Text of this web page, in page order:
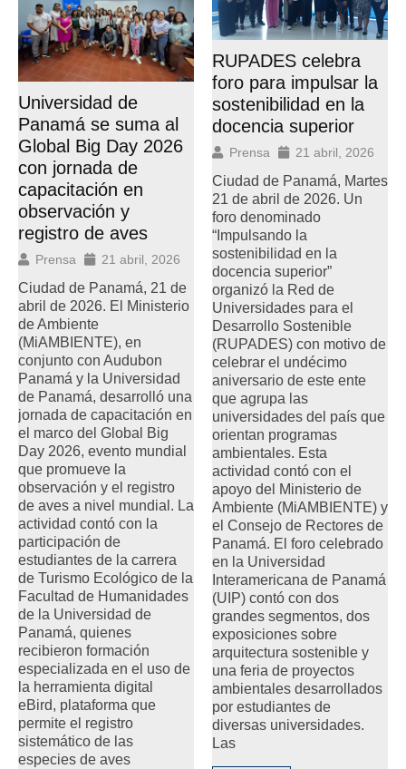
Universidad de
Panamá se suma al
Global Big Day 2026
con jornada de
capacitación en
observación y
registro de aves
Prensa 21 abril, 2026
Ciudad de Panamá, 21 de
abril de 2026. El Ministerio
de Ambiente
(MiAMBIENTE), en
conjunto con Audubon
Panamá y la Universidad
de Panamá, desarrolló una
jornada de capacitación en
el marco del Global Big
Day 2026, evento mundial
que promueve la
observación y el registro
de aves a nivel mundial. La
actividad contó con la
participación de
estudiantes de la carrera
de Turismo Ecológico de la
Facultad de Humanidades
de la Universidad de
Panamá, quienes
recibieron formación
especializada en el uso de
la herramienta digital
eBird, plataforma que
permite el registro
sistemático de las
especies de aves
RUPADES celebra
foro para impulsar la
sostenibilidad en la
docencia superior
Prensa 21 abril, 2026
Ciudad de Panamá, Martes
21 de abril de 2026. Un
foro denominado
“Impulsando la
sostenibilidad en la
docencia superior”
organizó la Red de
Universidades para el
Desarrollo Sostenible
(RUPADES) con motivo de
celebrar el undécimo
aniversario de este ente
que agrupa las
universidades del país que
orientan programas
ambientales. Esta
actividad contó con el
apoyo del Ministerio de
Ambiente (MiAMBIENTE) y
el Consejo de Rectores de
Panamá. El foro celebrado
en la Universidad
Interamericana de Panamá
(UIP) contó con dos
grandes segmentos, dos
exposiciones sobre
arquitectura sostenible y
una feria de proyectos
ambientales desarrollados
por estudiantes de
diversas universidades.
Las